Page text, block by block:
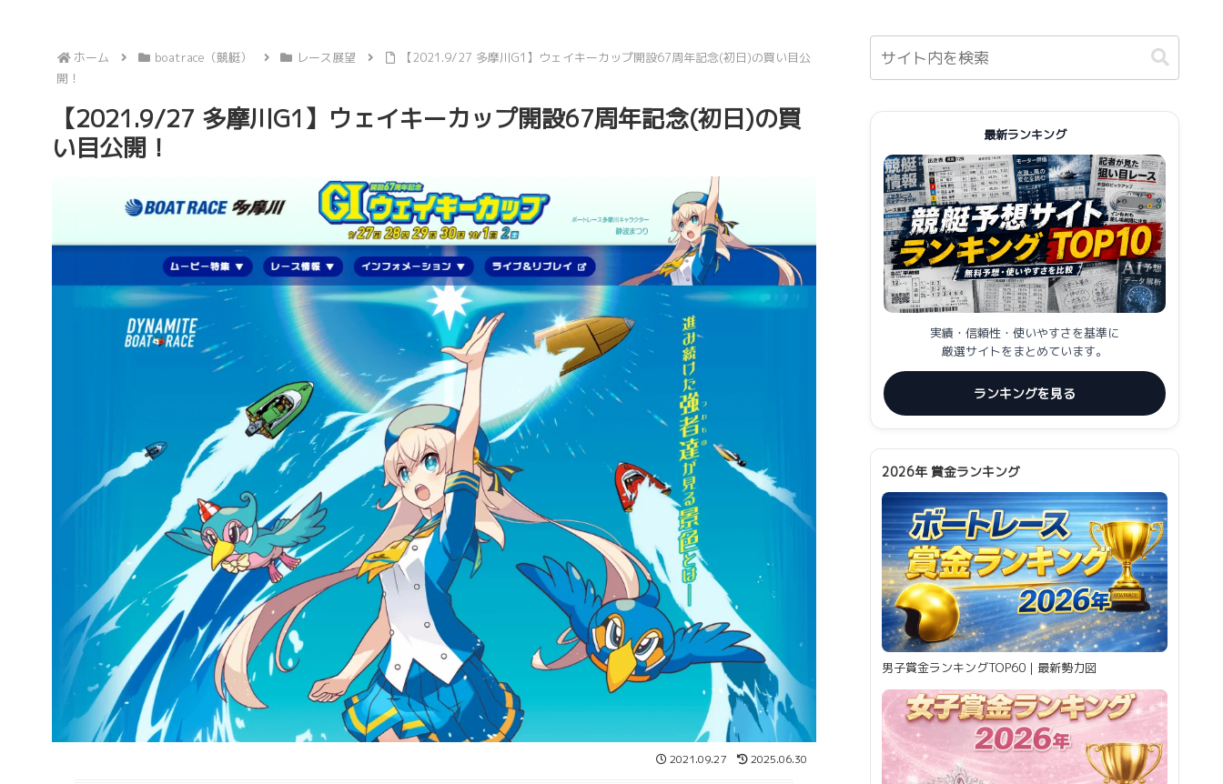
ホーム boatrace（競艇） レース展望
【2021.9/27 多摩川G1】ウェイキーカップ開設67周年記念(初日)の買い目公
開！
【2021.9/27 多摩川G1】ウェイキーカップ開設67周年記念(初日)の買
い目公開！
2021.09.27 2025.06.30
最新ランキング
実績・信頼性・使いやすさを基準に
厳選サイトをまとめています。
ランキングを見る
2026年 賞金ランキング
男子賞金ランキングTOP60｜最新勢力図